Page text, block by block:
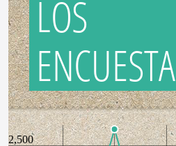
LOS
2,500